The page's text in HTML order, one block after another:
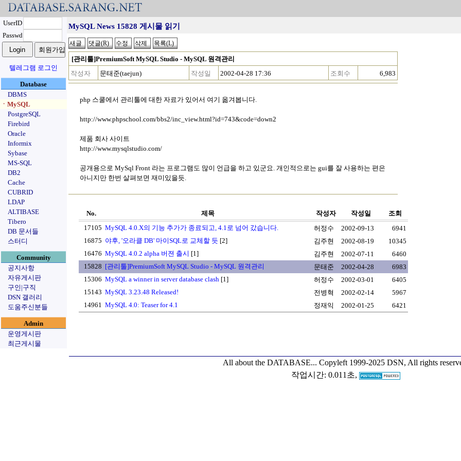
UserID
Passwd
텔레그램 로그인
Database
DBMS
ㆍMySQL
PostgreSQL
Firebird
Oracle
Informix
Sybase
MS-SQL
DB2
Cache
CUBRID
LDAP
ALTIBASE
Tibero
DB 문서들
스터디
Community
공지사항
자유게시판
구인|구직
DSN 갤러리
도움주신분들
Admin
운영게시판
최근게시물
MySQL News 15828 게시물 읽기
[관리툴]PremiumSoft MySQL Studio - MySQL 원격관리
작성자
문태준(taejun) 작성일 2002-04-28 17:36 조회수 6,983
php 스쿨에서 관리툴에 대한 자료가 있어서 여기 옮겨봅니다.
http://www.phpschool.com/bbs2/inc_view.html?id=743&code=down2
제품 회사 사이트
http://www.mysqlstudio.com/
공개용으로 MySql Front 라는 프로그램도 많이 언급을 하고 있군요. 개인적으로는 gui를 잘 사용하는 편은
아니지만 한번 살펴보면 재미있을듯.
No. 제목 작성자 작성일
조회
17105 MySQL 4.0.X의 기능 추가가 종료되고, 4.1로 넘어 갔습니다. 허정수 2002-09-13
6941
16875 야후, '오라클 DB' 마이SQL로 교체할 듯 [2] 김주현 2002-08-19
10345
16476 MySQL 4.0.2 alpha 버젼 출시 [1] 김주현 2002-07-11
6460
15828 [관리툴]PremiumSoft MySQL Studio - MySQL 원격관리 문태준 2002-04-28
6983
15306 MySQL a winner in server database clash [1] 허정수 2002-03-01
6405
15143 MySQL 3.23.48 Released! 전병혁 2002-02-14
5967
14961 MySQL 4.0: Teaser for 4.1 정재익 2002-01-25 6421
All about the DATABASE... Copyleft 1999-2025 DSN, All rights
작업시간: 0.011초,